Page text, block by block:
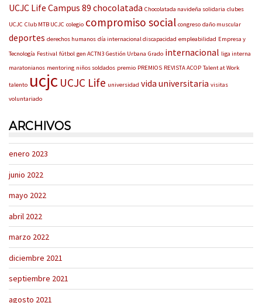
UCJC Life Campus 89 chocolatada Chocolatada navideña solidaria clubes
UCJC Club MTB UCJC colegio compromiso social congreso daño muscular
deportes derechos humanos día internacional discapacidad empleabilidad Empresa y
Tecnología Festival fútbol gen ACTN3 Gestión Urbana Grado internacional liga interna
maratonianos mentoring niños soldados premio PREMIOS REVISTA ACOP Talent at Work
talento ucjc UCJC Life universidad vida universitaria visitas
voluntariado
ARCHIVOS
enero 2023
junio 2022
mayo 2022
abril 2022
marzo 2022
diciembre 2021
septiembre 2021
agosto 2021